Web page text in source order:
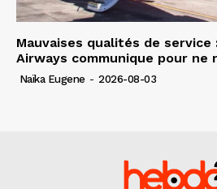
Mauvaises qualités de service
Airways communique pour ne
Naïka Eugene - 2026-08-03